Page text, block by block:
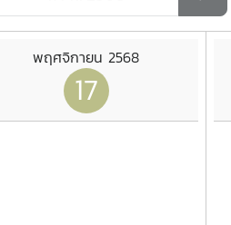
พฤศจิกายน 2568
17